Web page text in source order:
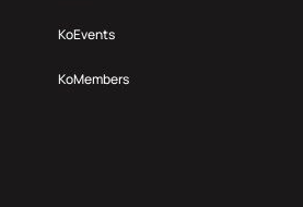
KoEvents
KoMembers